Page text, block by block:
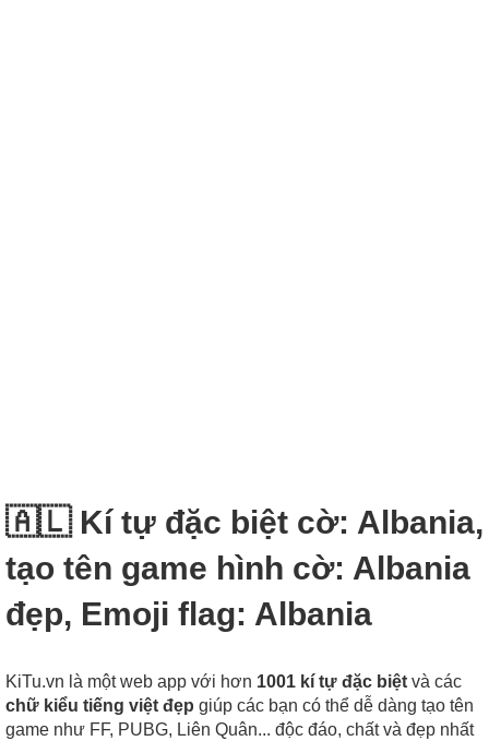
🇦🇱 Kí tự đặc biệt cờ: Albania,
tạo tên game hình cờ: Albania
đẹp, Emoji flag: Albania
KiTu.vn là một web app với hơn 1001 kí tự đặc biệt và các
chữ kiểu tiếng việt đẹp giúp các bạn có thể dễ dàng tạo tên
game như FF, PUBG, Liên Quân... độc đáo, chất và đẹp nhất